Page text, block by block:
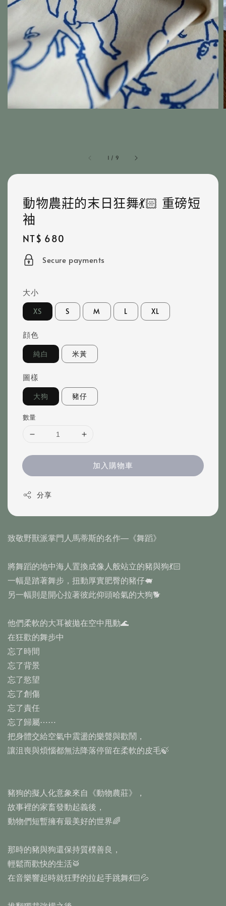
1 / 9
動物農莊的末日狂舞💃🏻 重磅短
袖
Regular
price
NT$ 680
Secure payments
大小
XS S M L XL
顔色
純白 米黃
圖樣
大狗 豬仔
數量
加入購物車
分享
致敬野獸派掌門人馬蒂斯的名作—《舞蹈》
將舞蹈的地中海人置換成像人般站立的豬與狗💃🏻
一幅是踏著舞步，扭動厚實肥臀的豬仔🐖
另一幅則是開心拉著彼此仰頭哈氣的大狗🐕
他們柔軟的大耳被拋在空中甩動🌊
在狂歡的舞步中
忘了時間
忘了背景
忘了慾望
忘了創傷
忘了責任
忘了歸屬⋯⋯
把身體交給空氣中震盪的樂聲與歡鬧，
讓沮喪與煩惱都無法降落停留在柔軟的皮毛🍃
豬狗的擬人化意象來自《動物農莊》，
故事裡的家畜發動起義後，
動物們短暫擁有最美好的世界🌈
那時的豬與狗還保持質樸善良，
輕鬆而歡快的生活🥁
在音樂響起時就狂野的拉起手跳舞💃🏻💦